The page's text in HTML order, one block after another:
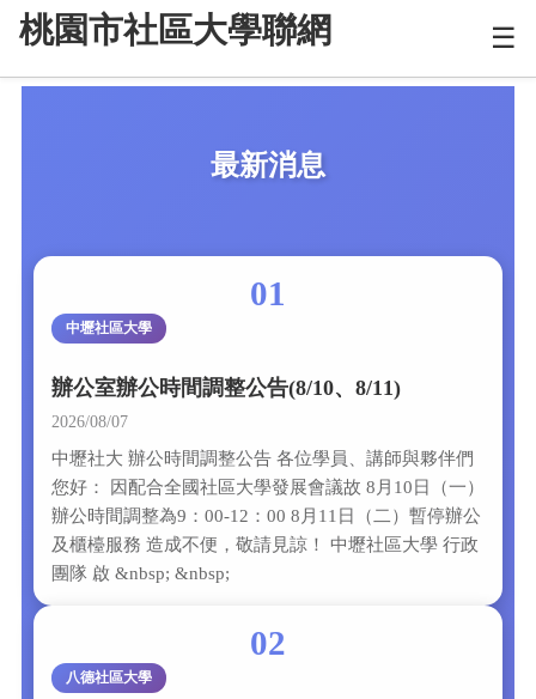
桃園市社區大學聯網 ☰
最新消息
01
中壢社區大學
辦公室辦公時間調整公告(8/10、8/11)
2026/08/07
中壢社大 辦公時間調整公告 各位學員、講師與夥伴們
您好： 因配合全國社區大學發展會議故 8月10日（一）
辦公時間調整為9：00-12：00 8月11日（二）暫停辦公
及櫃檯服務 造成不便，敬請見諒！ 中壢社區大學 行政
團隊 啟 &nbsp; &nbsp;
02
八德社區大學